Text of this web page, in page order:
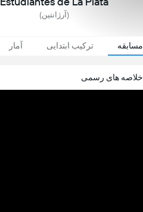
(آرژانتین)
مسابقه ترکیب ابتدایی آمار
خلاصه های رسمی